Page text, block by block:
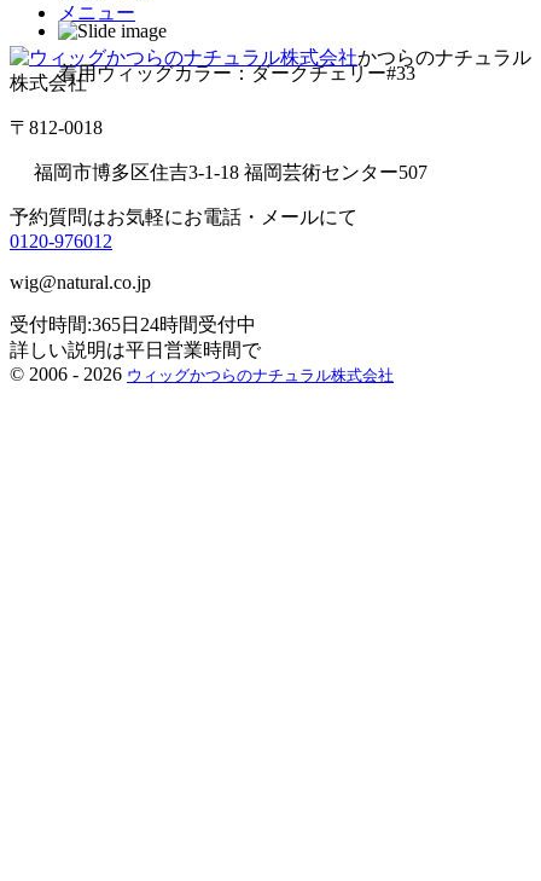
着用ウィッグカラー：ダークチェリー#33
メニュー
かつらのナチュラル
株式会社
〒812-0018
福岡市博多区住吉3-1-18 福岡芸術センター507
予約質問はお気軽にお電話・メールにて
0120-976012
wig@natural.co.jp
受付時間:365日24時間受付中
詳しい説明は平日営業時間で
© 2006 - 2026 ウィッグかつらのナチュラル株式会社